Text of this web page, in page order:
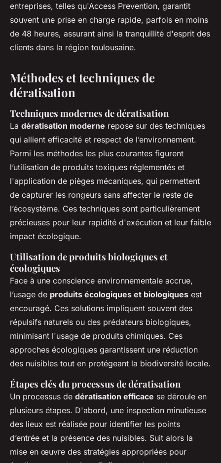
entreprises, telles qu'Access Prevention, garantit
souvent une prise en charge rapide, parfois en moins
de 48 heures, assurant ainsi la tranquillité d'esprit des
clients dans la région toulousaine.
Méthodes et techniques de
dératisation
Techniques modernes de dératisation
La dératisation moderne repose sur des techniques
qui allient efficacité et respect de l’environnement.
Parmi les méthodes les plus courantes figurent
l’utilisation de produits toxiques réglementés et
l'application de pièges mécaniques, qui permettent
de capturer les rongeurs sans affecter le reste de
l’écosystème. Ces techniques sont particulièrement
précieuses pour leur rapidité d'exécution et leur faible
impact écologique.
Utilisation de produits biologiques et
écologiques
Face à une conscience environnementale accrue,
l’usage de produits écologiques et biologiques est
encouragé. Ces solutions impliquent souvent des
répulsifs naturels ou des prédateurs biologiques,
minimisant l'usage de produits chimiques. Ces
approches écologiques garantissent une réduction
des nuisibles tout en protégeant la biodiversité locale.
Étapes clés du processus de dératisation
Un processus de dératisation efficace se déroule en
plusieurs étapes. D'abord, une inspection minutieuse
des lieux est réalisée pour identifier les points
d’entrée et la présence des nuisibles. Suit alors la
mise en œuvre des stratégies appropriées pour